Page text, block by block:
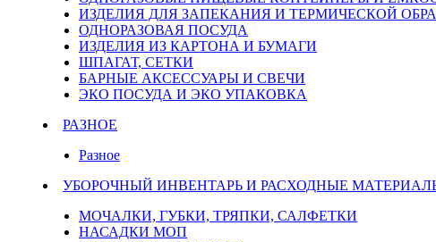
ИЗДЕЛИЯ ДЛЯ ЗАПЕКАНИЯ И ТЕРМИЧЕСКОЙ
ОДНОРАЗОВАЯ ПОСУДА
ИЗДЕЛИЯ ИЗ КАРТОНА И БУМАГИ
ШПАГАТ, СЕТКИ
БАРНЫЕ АКСЕССУАРЫ И СВЕЧИ
ЭКО ПОСУДА И ЭКО УПАКОВКА
РАЗНОЕ
Разное
УБОРОЧНЫЙ ИНВЕНТАРЬ И РАСХОДНЫЕ
МОЧАЛКИ, ГУБКИ, ТРЯПКИ, САЛФЕТКИ
НАСАДКИ МОП